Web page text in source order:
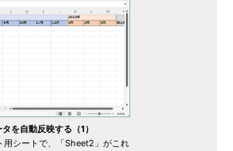
を自動反映する（1）
用シートで、「Sheet2」がこれ